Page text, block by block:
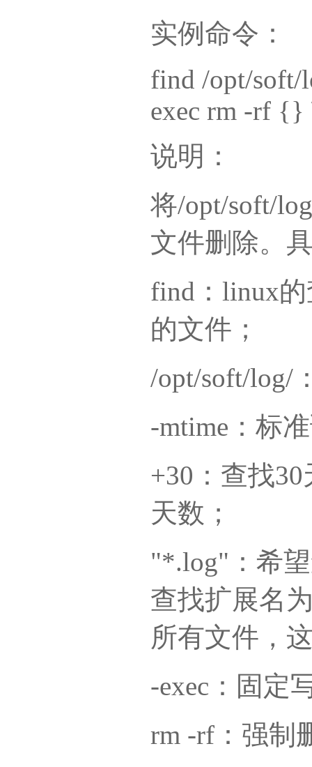
实例命令：
find /opt/soft/
exec rm -rf {}
说明：
将/opt/soft/
文件删除。
find：linux
的文件；
/opt/soft/log/
-mtime：标
+30：查找
天数；
"*.log"：希
查找扩展名
所有文件，
-exec：固定
rm -rf：强制